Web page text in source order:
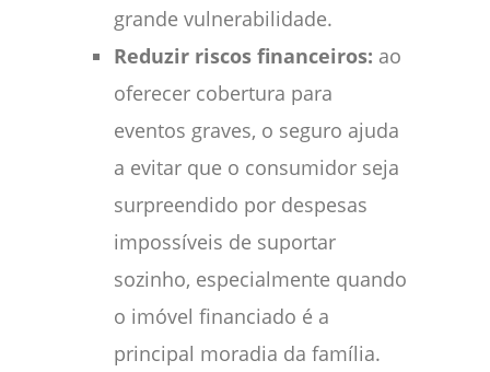
grande vulnerabilidade.
Reduzir riscos financeiros: ao
oferecer cobertura para
eventos graves, o seguro ajuda
a evitar que o consumidor seja
surpreendido por despesas
impossíveis de suportar
sozinho, especialmente quando
o imóvel financiado é a
principal moradia da família.